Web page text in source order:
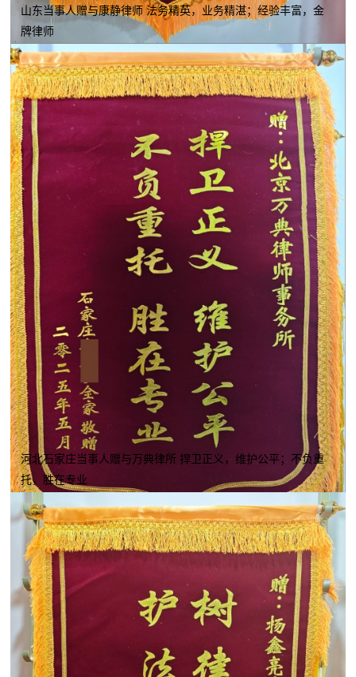
山东当事人赠与康静律师 法务精英，业务精湛；经验丰富，金
牌律师
河北石家庄当事人赠与万典律所 捍卫正义，维护公平；不负重
托，胜在专业